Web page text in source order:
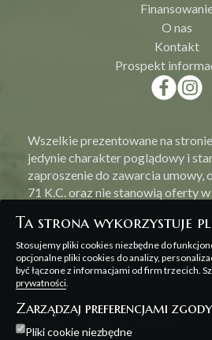
O nas
Kontakt
Prospekt
Wszelkie prezentowane na
jedynie charakter poglądowy i
zaproszenie do zawarcia umowy,
71 K.C. oraz nie stanowią oferty
Polityka prywatności
Ta strona wykorzystuje
Stosujemy pliki cookies niezbędne do
opcjonalne pliki cookies do analizy,
być łączone z informacjami od firm trzecich.
prywatności.
Zarządzaj preferencjami zgody
Pliki cookie niezbędne